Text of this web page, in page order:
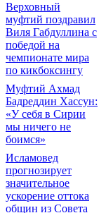
Верховный
муфтий поздравил
Виля Габдуллина с
победой на
чемпионате мира
по кикбоксингу
Муфтий Ахмад
Бадреддин Хассун:
«У себя в Сирии
мы ничего не
боимся»
Исламовед
прогнозирует
значительное
ускорение оттока
общин из Совета